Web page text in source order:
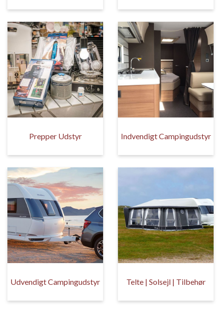
Prepper Udstyr Indvendigt Campingudstyr
Udvendigt Campingudstyr Telte | Solsejl | Tilbehør